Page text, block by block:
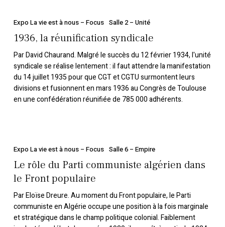
la
réunification
syndicale
Expo La vie est à nous – Focus Salle 2 – Unité
1936, la réunification syndicale
Par David Chaurand. Malgré le succès du 12 février 1934, l'unité
syndicale se réalise lentement : il faut attendre la manifestation
du 14 juillet 1935 pour que CGT et CGTU surmontent leurs
divisions et fusionnent en mars 1936 au Congrès de Toulouse
en une confédération réunifiée de 785 000 adhérents.
rôle
du
Parti
communiste
algérien
dans
le
Expo La vie est à nous – Focus Salle 6 – Empire
Le rôle du Parti communiste algérien dans
le Front populaire
Par Eloïse Dreure. Au moment du Front populaire, le Parti
communiste en Algérie occupe une position à la fois marginale
et stratégique dans le champ politique colonial. Faiblement